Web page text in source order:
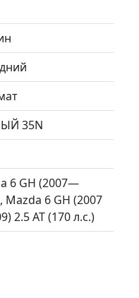
35N
6 GH (2007—
Mazda 6 GH (2007
2.5 AT (170 л.с.)